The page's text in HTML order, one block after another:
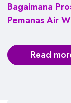
Bagaimana
Pemanas Air
Read